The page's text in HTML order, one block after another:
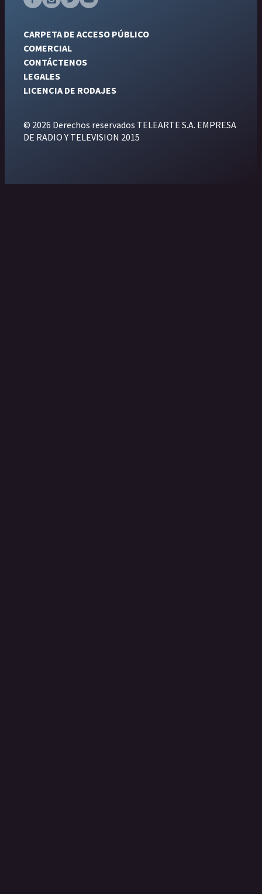
CARPETA DE ACCESO PÚBLICO
COMERCIAL
CONTÁCTENOS
LEGALES
LICENCIA DE RODAJES
© 2026 Derechos reservados TELEARTE S.A. EMPRESA
DE RADIO Y TELEVISION 2015